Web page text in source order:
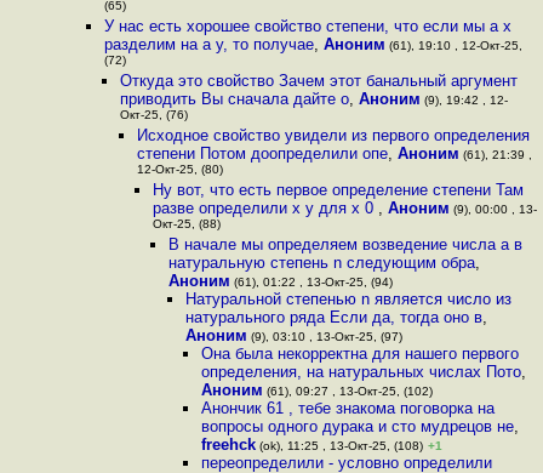
(65)
У нас есть хорошее свойство степени, что если мы a x
разделим на a y, то получае, Аноним (61), 19:10 , 12-Окт-25,
(72)
Откуда это свойство Зачем этот банальный аргумент
приводить Вы сначала дайте о,Аноним (9), 19:42 , 12-
Окт-25, (76)
Исходное свойство увидели из первого определения
степени Потом доопределили опе, Аноним (61), 21:39 ,
12-Окт-25, (80)
Ну вот, что есть первое определение степени Там
разве определили x y для x 0 , Аноним (9), 00:00 , 13-
Окт-25, (88)
В начале мы определяем возведение числа a в
натуральную степень n следующим обра,
Аноним (61), 01:22 , 13-Окт-25, (94)
Натуральной степенью n является число из
натурального ряда Если да, тогда оно в,
Аноним (9), 03:10 , 13-Окт-25, (97)
Она была некорректна для нашего первого
определения, на натуральных числах Пото,
Аноним (61), 09:27 , 13-Окт-25, (102)
Анончик 61 , тебе знакома поговорка на
вопросы одного дуpaкa и сто мудрецов не,
freehck(ok), 11:25 , 13-Окт-25, (108) +1
переопределили - условно определили